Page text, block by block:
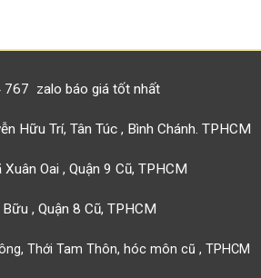
767 zalo báo giá tốt nhất
Hữu Trí, Tân Túc , Bình Chánh. TPHCM
Oai , Quận 9 Cũ, TPHCM
, Quận 8 Cũ, TPHCM
Thới Tam Thôn, hóc môn cũ , TPHCM